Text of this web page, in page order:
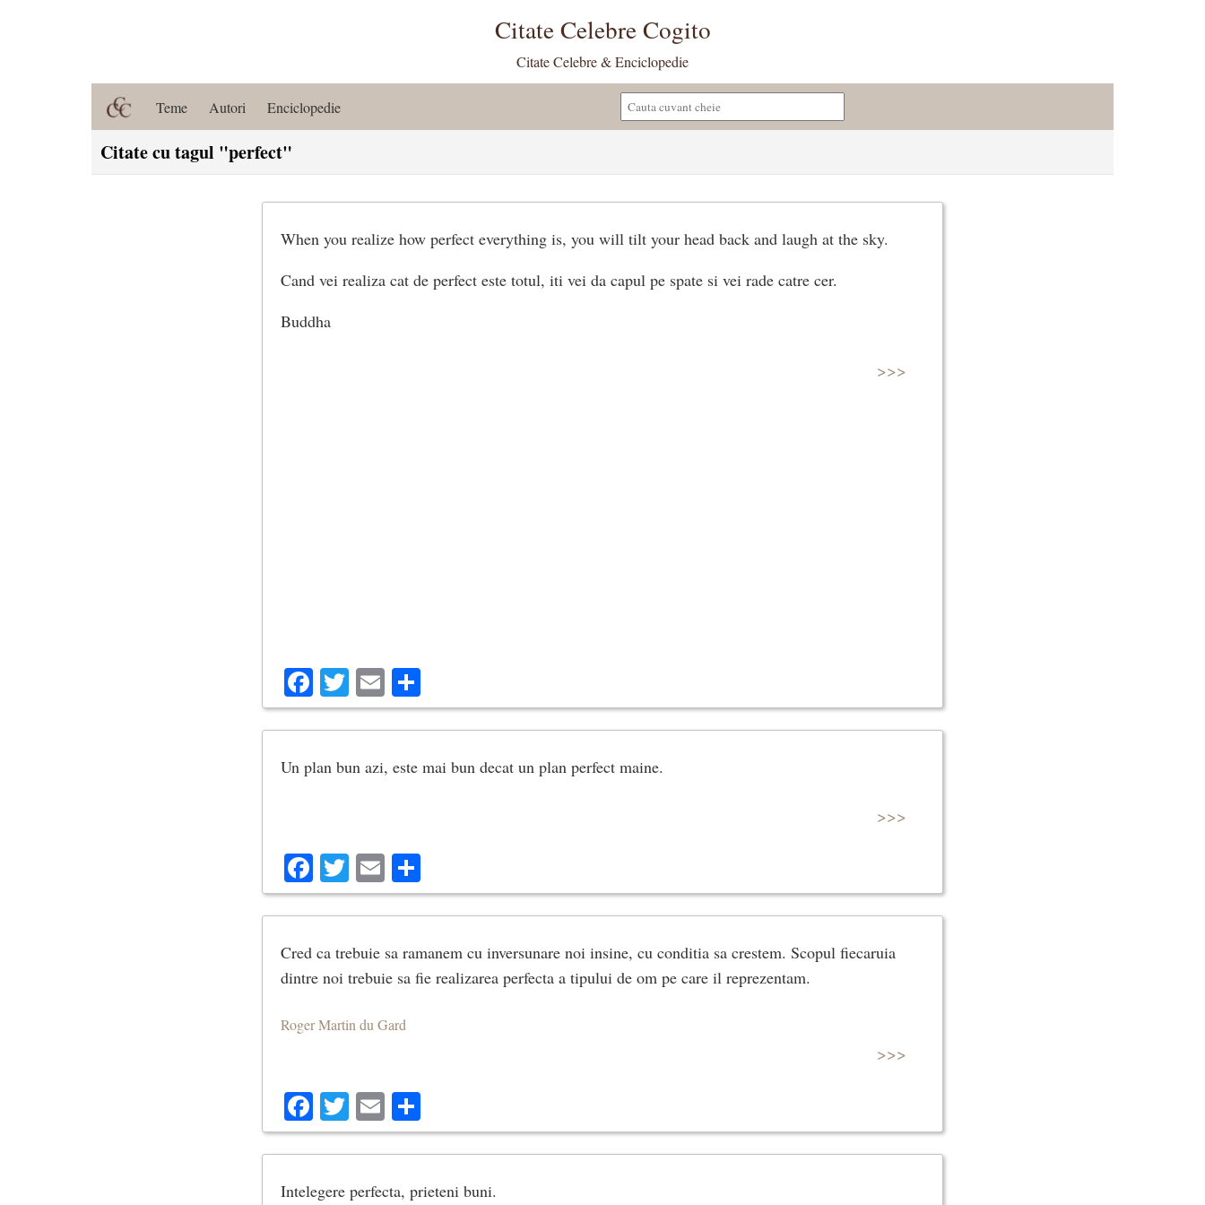
Citate Celebre Cogito
Citate Celebre & Enciclopedie
Teme Autori Enciclopedie
Citate cu tagul "perfect"
When you realize how perfect everything is, you will tilt your head back and laugh at the sky.
Cand vei realiza cat de perfect este totul, iti vei da capul pe spate si vei rade catre cer.
Buddha
>>>
Facebook
Twitter
Email
Un plan bun azi, este mai bun decat un plan perfect maine.
>>>
Facebook
Twitter
Email
Cred ca trebuie sa ramanem cu inversunare noi insine, cu conditia sa crestem. Scopul fiecaruia
dintre noi trebuie sa fie realizarea perfecta a tipului de om pe care il reprezentam.
Roger Martin du Gard
>>>
Facebook
Twitter
Email
Intelegere perfecta, prieteni buni.